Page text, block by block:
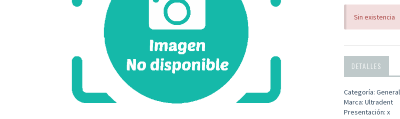
Sin existencia
DETALLES
Categoría: General
Marca: Ultradent
Presentación: x